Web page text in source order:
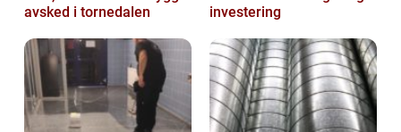
avsked i tornedalen
investering